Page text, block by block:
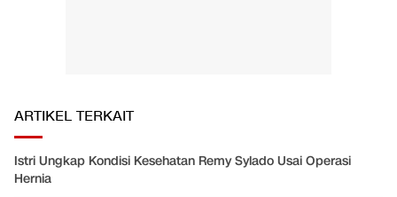
ARTIKEL TERKAIT
Istri Ungkap Kondisi Kesehatan Remy Sylado Usai Operasi
Hernia